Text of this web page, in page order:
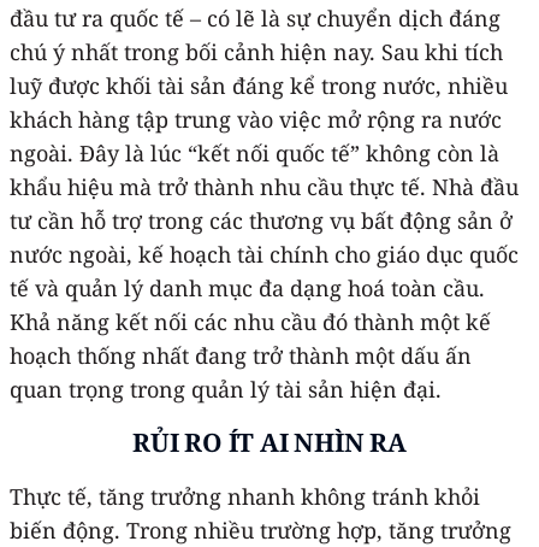
đầu tư ra quốc tế – có lẽ là sự chuyển dịch đáng
chú ý nhất trong bối cảnh hiện nay. Sau khi tích
luỹ được khối tài sản đáng kể trong nước, nhiều
khách hàng tập trung vào việc mở rộng ra nước
ngoài. Đây là lúc “kết nối quốc tế” không còn là
khẩu hiệu mà trở thành nhu cầu thực tế. Nhà đầu
tư cần hỗ trợ trong các thương vụ bất động sản ở
nước ngoài, kế hoạch tài chính cho giáo dục quốc
tế và quản lý danh mục đa dạng hoá toàn cầu.
Khả năng kết nối các nhu cầu đó thành một kế
hoạch thống nhất đang trở thành một dấu ấn
quan trọng trong quản lý tài sản hiện đại.
RỦI RO ÍT AI NHÌN RA
Thực tế, tăng trưởng nhanh không tránh khỏi
biến động. Trong nhiều trường hợp, tăng trưởng